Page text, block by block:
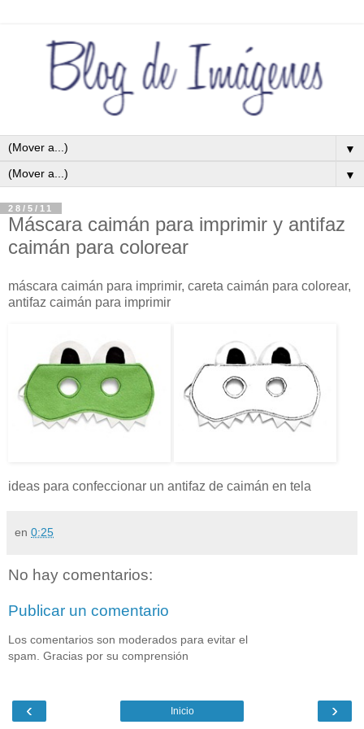
▼
▼
28/5/11
Máscara caimán para imprimir y antifaz
caimán para colorear
máscara caimán para imprimir, careta caimán para colorear,
antifaz caimán para imprimir
ideas para confeccionar un antifaz de caimán en tela
en 0:25
No hay comentarios:
Publicar un comentario
Los comentarios son moderados para evitar el
spam. Gracias por su comprensión
‹ ›
Inicio